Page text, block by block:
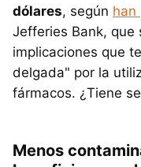
dólares, según han
Jefferies Bank, que
implicaciones que
delgada" por la
fármacos. ¿Tiene
Menos